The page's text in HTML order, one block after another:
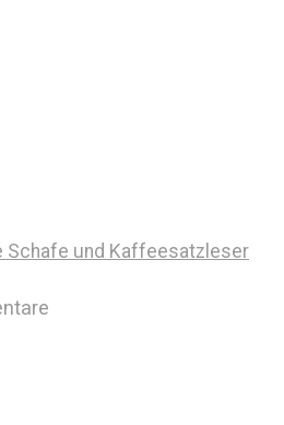
Schafe und Kaffeesatzleser